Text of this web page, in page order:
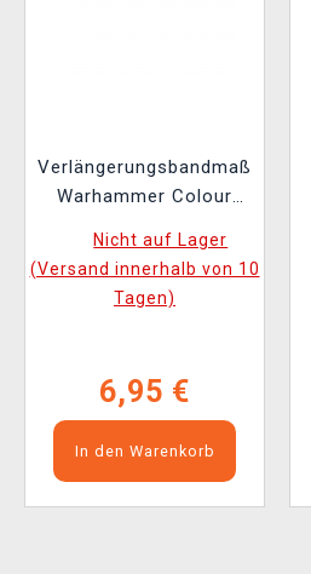
Verlängerungsbandmaß
Warhammer Colour
Nicht auf Lager
(Versand innerhalb von 10
Tagen)
6,95 €
In den Warenkorb